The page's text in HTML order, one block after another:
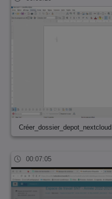
00:07:05